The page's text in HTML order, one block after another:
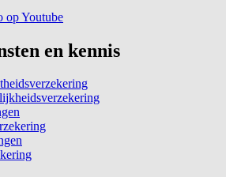
op Youtube
en kennis